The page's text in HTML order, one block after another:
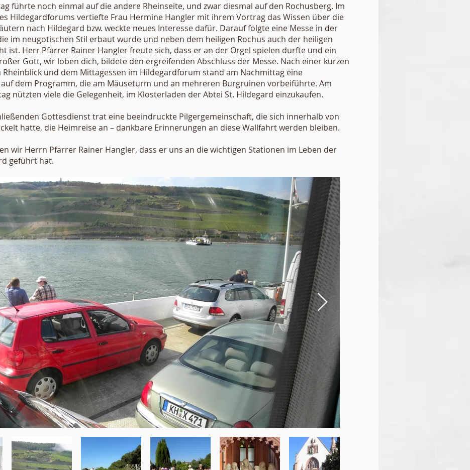
führte noch einmal auf die andere Rheinseite, und zwar diesmal auf den Rochusberg. Im
Hildegardforums vertiefte Frau Hermine Hangler mit ihrem Vortrag das Wissen über die
nach Hildegard bzw. weckte neues Interesse dafür. Darauf folgte eine Messe in der
im neugotischen Stil erbaut wurde und neben dem heiligen Rochus auch der heiligen
ist. Herr Pfarrer Rainer Hangler freute sich, dass er an der Orgel spielen durfte und ein
Gott, wir loben dich, bildete den ergreifenden Abschluss der Messe. Nach einer kurzen
Rheinblick und dem Mittagessen im Hildegardforum stand am Nachmittag eine
dem Programm, die am Mäuseturm und an mehreren Burgruinen vorbeiführte. Am
nützten viele die Gelegenheit, im Klosterladen der Abtei St. Hildegard einzukaufen.
Gottesdienst trat eine beeindruckte Pilgergemeinschaft, die sich innerhalb von
hatte, die Heimreise an – dankbare Erinnerungen an diese Wallfahrt werden bleiben.
wir Herrn Pfarrer Rainer Hangler, dass er uns an die wichtigen Stationen im Leben der
geführt hat.